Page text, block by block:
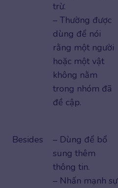
trừ.
– Thường được
dùng để nói
rằng một người
hoặc một vật
không nằm
trong nhóm đã
đề cập.
Besides
– Dùng để bổ
sung thêm
thông tin.
– Nhấn mạnh sự